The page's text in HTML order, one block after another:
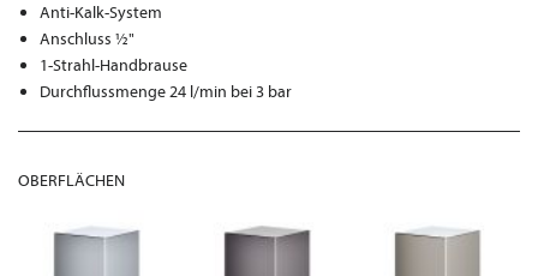
Anti-Kalk-System
Anschluss ½"
1-Strahl-Handbrause
Durchflussmenge 24 l/min bei 3 bar
OBERFLÄCHEN